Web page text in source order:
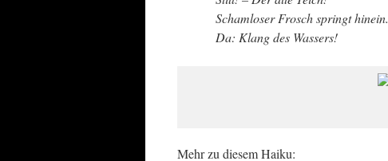
Schamloser Frosch springt hinein.
Da: Klang des Wassers!
Mehr zu diesem Haiku: